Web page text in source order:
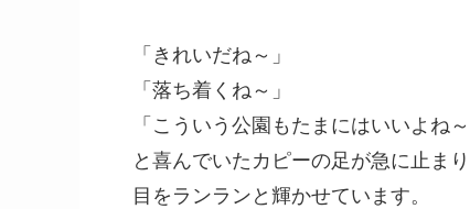
「きれいだね～」
「落ち着くね～」
「こういう公園もたまにはいいよね～
と喜んでいたカピーの足が急に止まり
目をランランと輝かせています。